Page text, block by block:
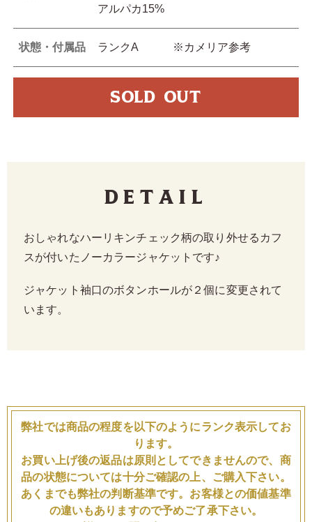
アルパカ15%
状態・付属品 ランクA ※カメリア参考
SOLD OUT
Detail
おしゃれなハーリキンチェック柄の取り外せるカフ
スが付いたノーカラージャケットです♪
ジャケット袖口のボタンホールが２個に変更されて
います。
弊社では商品の程度を以下のようにランク表示してお
ります。
お買い上げ後の返品は原則としてできませんので、商
品の状態については十分ご確認の上、ご購入下さい。
あくまでも弊社の判断基準です。お客様との価値基準
の違いもありますので予めご了承下さい。